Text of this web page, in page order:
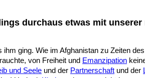
durchaus etwas mit
ihm ging. Wie im Afghanistan zu Zeiten des
von Freiheit und Emanzipation
und Seele und der Partnerschaft und der